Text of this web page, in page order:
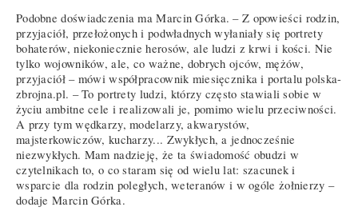
Podobne doświadczenia ma Marcin Górka. – Z opowieści rodzin,
przyjaciół, przełożonych i podwładnych wyłaniały się portrety
bohaterów, niekoniecznie herosów, ale ludzi z krwi i kości. Nie
tylko wojowników, ale, co ważne, dobrych ojców, mężów,
przyjaciół – mówi współpracownik miesięcznika i portalu polska-
zbrojna.pl. – To portrety ludzi, którzy często stawiali sobie w
życiu ambitne cele i realizowali je, pomimo wielu przeciwności.
A przy tym wędkarzy, modelarzy, akwarystów,
majsterkowiczów, kucharzy... Zwykłych, a jednocześnie
niezwykłych. Mam nadzieję, że ta świadomość obudzi w
czytelnikach to, o co staram się od wielu lat: szacunek i
wsparcie dla rodzin poległych, weteranów i w ogóle żołnierzy –
dodaje Marcin Górka.